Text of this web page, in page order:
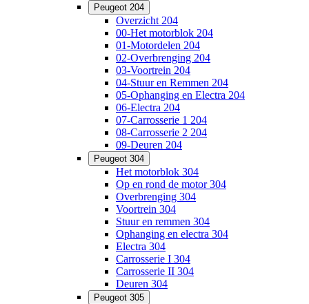
Peugeot 204
Overzicht 204
00-Het motorblok 204
01-Motordelen 204
02-Overbrenging 204
03-Voortrein 204
04-Stuur en Remmen 204
05-Ophanging en Electra 204
06-Electra 204
07-Carrosserie 1 204
08-Carrosserie 2 204
09-Deuren 204
Peugeot 304
Het motorblok 304
Op en rond de motor 304
Overbrenging 304
Voortrein 304
Stuur en remmen 304
Ophanging en electra 304
Electra 304
Carrosserie I 304
Carrosserie II 304
Deuren 304
Peugeot 305